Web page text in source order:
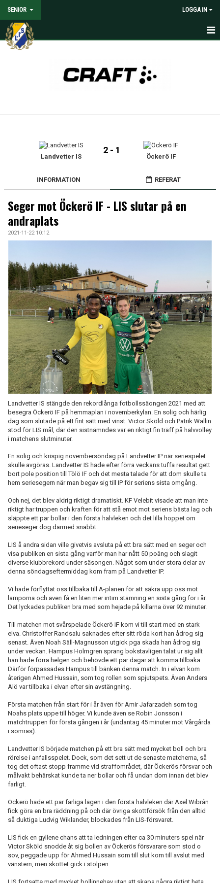
SENIOR LOGGA IN
HEM
DOKUMENT
Landvetter IS
2 - 1
Öckerö IF
INFORMATION REFERAT
Seger mot Öckerö IF - LIS slutar på en
andraplats
2021-11-22 10:12
Landvetter IS stängde den rekordlånga fotbollssäongen 2021 med att
besegra Öckerö IF på hemmaplan i novemberkylan. En solig och härlig
dag som slutade på ett fint sätt med vinst. Victor Sköld och Patrik Wallin
stod för LIS mål, där den sistnämndes var en riktigt fin träff på halvvolley
i matchens slutminuter.
En solig och krispig novembersöndag på Landvetter IP när seriespelet
skulle avgöras. Landvetter IS hade efter förra veckans tuffa resultat gett
bort pole position till Tölö IF och det mesta talade för att dom skulle ta
hem seriesegern när man begav sig till IP för seriens sista omgång.
Och nej, det blev aldrig riktigt dramatiskt. KF Velebit visade att man inte
riktigt har truppen och kraften för att stå emot mot seriens bästa lag och
släppte ett par bollar i den första halvleken och det lilla hoppet om
serieseger dog därmed snabbt.
LIS å andra sidan ville givetvis avsluta på ett bra sätt med en seger och
visa publiken en sista gång varför man har nått 50 poäng och slagit
diverse klubbrekord under säsongen. Något som under stora delar av
denna söndagseftermiddag kom fram på Landvetter IP.
Vi hade förflyttat oss tillbaka till A-planen för att säkra upp oss mot
lamporna och även få en liten mer intim stämning en sista gång för i år.
Det lyckades publiken bra med som hejade på killarna över 92 minuter.
Till matchen mot svårspelade Öckerö IF kom vi till start med en stark
elva. Christoffer Randsalu saknades efter sitt röda kort han ådrog sig
senast. Även Noah Säll-Magnusson utgick pga skada han ådrog sig
under veckan. Hampus Holmgren sprang bokstavligen talat ur sig allt
han hade förra helgen och behövde ett par dagar att komma tillbaka.
Därför förpassades Hampus till bänken denna match. In i elvan kom
återigen Ahmed Hussain, som tog rollen som spjutspets. Även Anders
Alö var tillbaka i elvan efter sin avstängning.
Första matchen från start för i år även för Amir Jafarzadeh som tog
Noahs plats uppe till höger. Vi kunde även se Robin Jonsson i
matchtruppen för första gången i år (undantag 45 minuter mot Vårgårda
i somras).
Landvetter IS började matchen på ett bra sätt med mycket boll och bra
rörelse i anfallsspelet. Dock, som det sett ut de senaste matcherna, så
tog det oftast stopp framme vid straffområdet, där Öckerös försvar och
målvakt behärskat kunde ta ner bollar och få undan dom innan det blev
farligt.
Öckerö hade ett par farliga lägen i den första halvleken där Axel Wibrån
fick göra en bra räddning på och där övriga skottförsök från den alltid
så duktiga Ludvig Wiklander, blockades från LIS-försvaret.
LIS fick en gyllene chans att ta ledningen efter ca 30 minuters spel när
Victor Sköld snodde åt sig bollen av Öckerös försvarare som stod o
sov, peggade upp för Ahmed Hussain som till slut kom till avslut med
vänstern, men skottet gick i stolpen.
LIS fortsatte med mycket bollinnehav utan att skapa några riktigt heta